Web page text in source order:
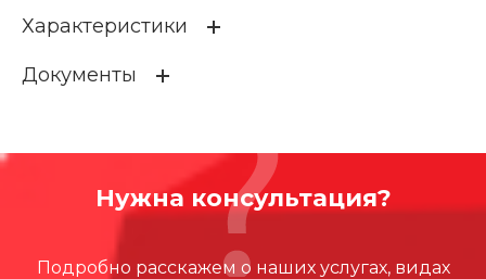
Характеристики
Длина, мм
2510
Материал
Сталь с порошковой покр
Документы
CITIO_CWR1000
.DWG
Нужна консультация?
Подробно расскажем о наших услугах, видах